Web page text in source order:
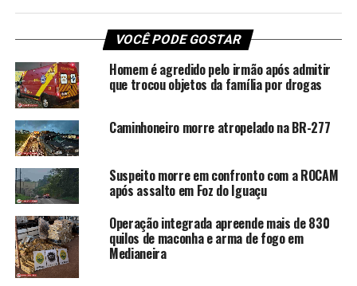
VOCÊ PODE GOSTAR
Homem é agredido pelo irmão após admitir
que trocou objetos da família por drogas
Caminhoneiro morre atropelado na BR-277
Suspeito morre em confronto com a ROCAM
após assalto em Foz do Iguaçu
Operação integrada apreende mais de 830
quilos de maconha e arma de fogo em
Medianeira